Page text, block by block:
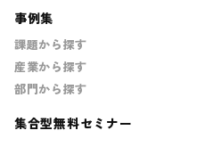
事例集
課題から探す
産業から探す
部門から探す
集合型無料セミナー